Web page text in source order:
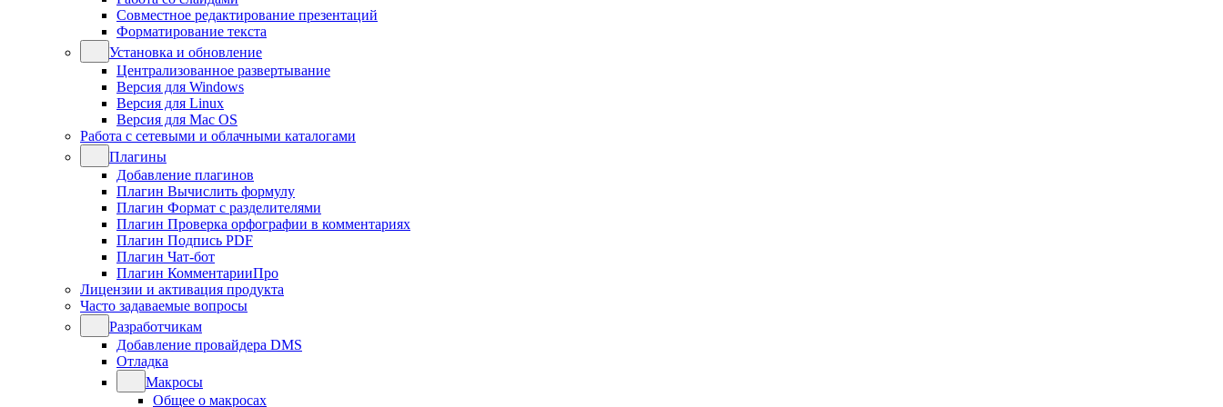
Совместное редактирование презентаций
Форматирование текста
Установка и обновление
Централизованное развертывание
Версия для Windows
Версия для Linux
Версия для Mac OS
Работа с сетевыми и облачными каталогами
Плагины
Добавление плагинов
Плагин Вычислить формулу
Плагин Формат с разделителями
Плагин Проверка орфографии в комментариях
Плагин Подпись PDF
Плагин Чат-бот
Плагин КомментарииПро
Лицензии и активация продукта
Часто задаваемые вопросы
Разработчикам
Добавление провайдера DMS
Отладка
Макросы
Общее о макросах